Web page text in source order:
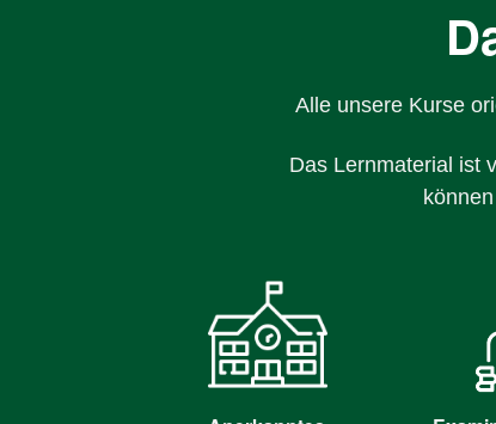
Alle unsere Kurse
Das Lernmaterial ist